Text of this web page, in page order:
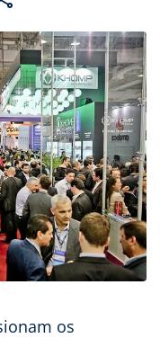
os